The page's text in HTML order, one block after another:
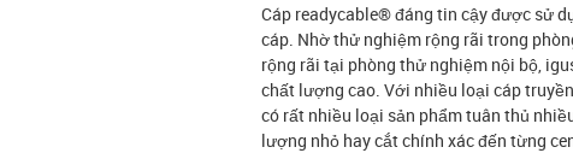
Cáp readycable® đáng tin cậy được sử
cáp. Nhờ thử nghiệm rộng rãi trong
rộng rãi tại phòng thử nghiệm nội bộ,
chất lượng cao. Với nhiều loại cáp
có rất nhiều loại sản phẩm tuân thủ
lượng nhỏ hay cắt chính xác đến từng